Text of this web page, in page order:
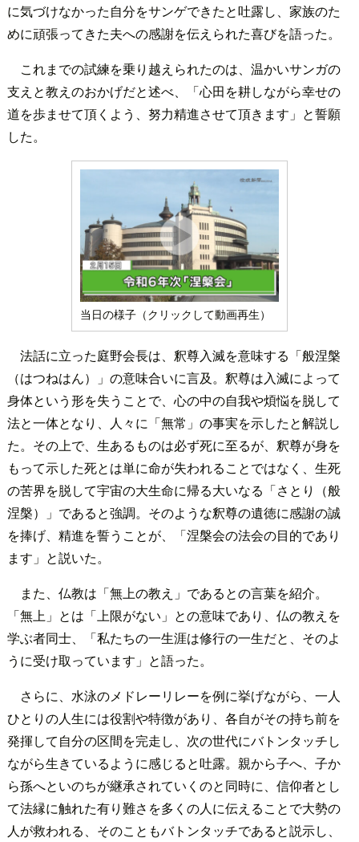
に気づけなかった自分をサンゲできたと吐露し、家族のた
めに頑張ってきた夫への感謝を伝えられた喜びを語った。
これまでの試練を乗り越えられたのは、温かいサンガの
支えと教えのおかげだと述べ、「心田を耕しながら幸せの
道を歩ませて頂くよう、努力精進させて頂きます」と誓願
した。
当日の様子（クリックして動画再生）
法話に立った庭野会長は、釈尊入滅を意味する「般涅槃
（はつねはん）」の意味合いに言及。釈尊は入滅によって
身体という形を失うことで、心の中の自我や煩悩を脱して
法と一体となり、人々に「無常」の事実を示したと解説し
た。その上で、生あるものは必ず死に至るが、釈尊が身を
もって示した死とは単に命が失われることではなく、生死
の苦界を脱して宇宙の大生命に帰る大いなる「さとり（般
涅槃）」であると強調。そのような釈尊の遺徳に感謝の誠
を捧げ、精進を誓うことが、「涅槃会の法会の目的であり
ます」と説いた。
また、仏教は「無上の教え」であるとの言葉を紹介。
「無上」とは「上限がない」との意味であり、仏の教えを
学ぶ者同士、「私たちの一生涯は修行の一生だと、そのよ
うに受け取っています」と語った。
さらに、水泳のメドレーリレーを例に挙げながら、一人
ひとりの人生には役割や特徴があり、各自がその持ち前を
発揮して自分の区間を完走し、次の世代にバトンタッチし
ながら生きているように感じると吐露。親から子へ、子か
ら孫へといのちが継承されていくのと同時に、信仰者とし
て法縁に触れた有り難さを多くの人に伝えることで大勢の
人が救われる、そのこともバトンタッチであると説示し、